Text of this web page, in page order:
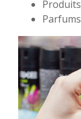
Parfums